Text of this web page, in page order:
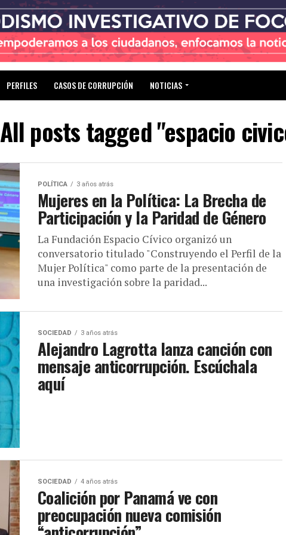
PERFILES CASOS DE CORRUPCIÓN NOTICIAS
All posts tagged "espacio
POLÍTICA 3 años atrás
Mujeres en la Política: La Brecha de
Participación y la Paridad de Género
La Fundación Espacio Cívico organizó un
conversatorio titulado "Construyendo el Perfil de la
Mujer Política" como parte de la presentación de
una investigación sobre la paridad...
SOCIEDAD 3 años atrás
Alejandro Lagrotta lanza canción con
mensaje anticorrupción. Escúchala
aquí
SOCIEDAD 4 años atrás
Coalición por Panamá ve con
preocupación nueva comisión